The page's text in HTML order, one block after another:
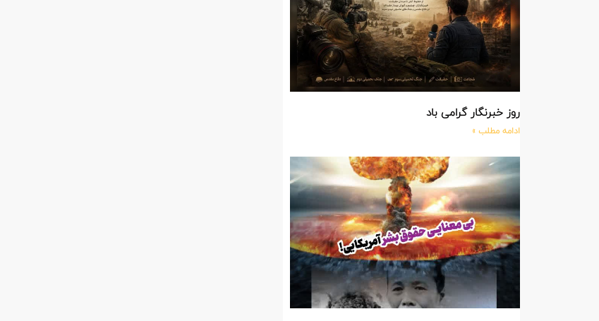
روز خبرنگار گرامی باد
ادامه مطلب »